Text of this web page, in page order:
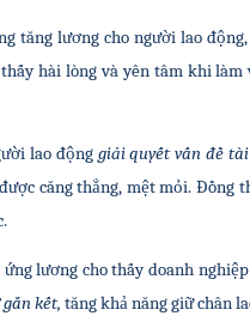
tăng lương cho người lao
hài lòng và yên tâm khi làm
lao động giải quyết vấn đề
căng thẳng, mệt mỏi. Đồng
lương cho thấy doanh
kết, tăng khả năng giữ chân